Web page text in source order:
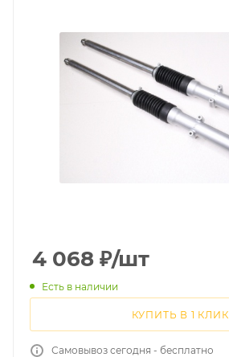
4 068 ₽/шт
Есть в наличии
КУПИТЬ В 1 КЛИК
Самовывоз сегодня - бесплатно